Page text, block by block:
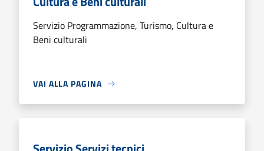
Servizio Programmazione, Turismo, Cultura e
Beni culturali
VAI ALLA PAGINA